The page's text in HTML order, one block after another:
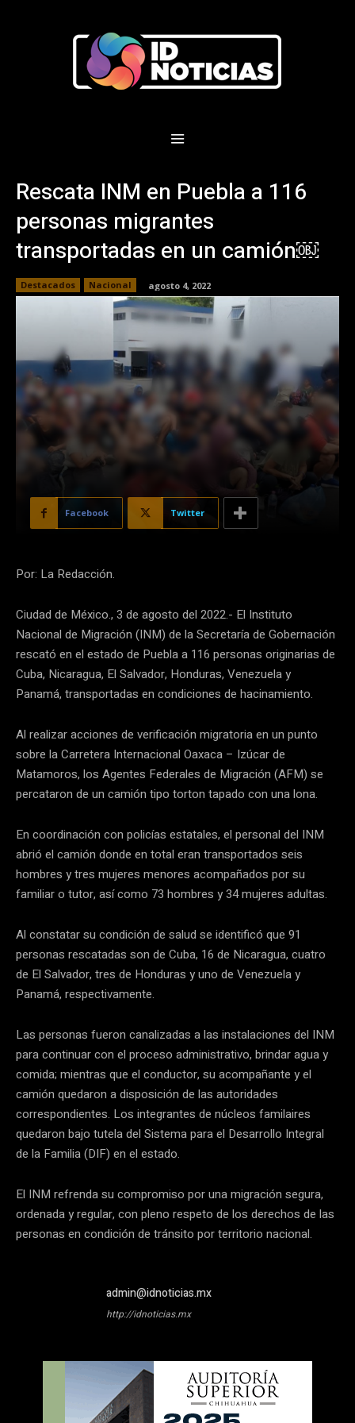
Rescata INM en Puebla a 116
personas migrantes
transportadas en un camión￼
Destacados Nacional agosto 4, 2022
Facebook Twitter
Por: La Redacción.
Ciudad de México., 3 de agosto del 2022.- El Instituto
Nacional de Migración (INM) de la Secretaría de Gobernación
rescató en el estado de Puebla a 116 personas originarias de
Cuba, Nicaragua, El Salvador, Honduras, Venezuela y
Panamá, transportadas en condiciones de hacinamiento.
Al realizar acciones de verificación migratoria en un punto
sobre la Carretera Internacional Oaxaca – Izúcar de
Matamoros, los Agentes Federales de Migración (AFM) se
percataron de un camión tipo torton tapado con una lona.
En coordinación con policías estatales, el personal del INM
abrió el camión donde en total eran transportados seis
hombres y tres mujeres menores acompañados por su
familiar o tutor, así como 73 hombres y 34 mujeres adultas.
Al constatar su condición de salud se identificó que 91
personas rescatadas son de Cuba, 16 de Nicaragua, cuatro
de El Salvador, tres de Honduras y uno de Venezuela y
Panamá, respectivamente.
Las personas fueron canalizadas a las instalaciones del INM
para continuar con el proceso administrativo, brindar agua y
comida; mientras que el conductor, su acompañante y el
camión quedaron a disposición de las autoridades
correspondientes. Los integrantes de núcleos familaires
quedaron bajo tutela del Sistema para el Desarrollo Integral
de la Familia (DIF) en el estado.
El INM refrenda su compromiso por una migración segura,
ordenada y regular, con pleno respeto de los derechos de las
personas en condición de tránsito por territorio nacional.
admin@idnoticias.mx
http://idnoticias.mx